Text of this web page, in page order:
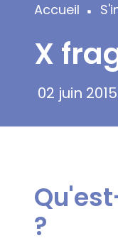
Fil
Accueil
X
02 juin 2015
?